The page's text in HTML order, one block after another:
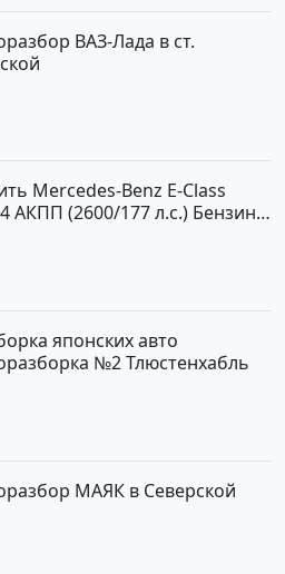
ВАЗ-Лада в ст.
Mercedes-Benz E-Class
АКПП (2600/177 л.с.) Бензин
японских авто
№2 Тлюстенхабль
МАЯК в Северской